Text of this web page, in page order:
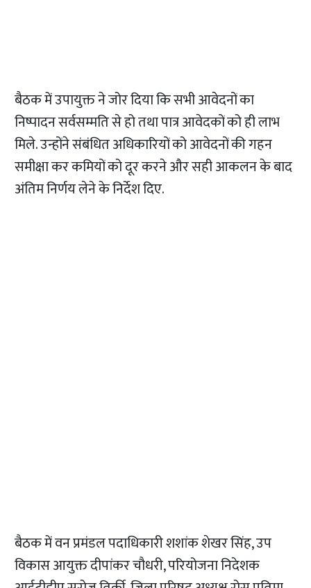
बैठक में उपायुक्त ने जोर दिया कि सभी आवेदनों का
निष्पादन सर्वसम्मति से हो तथा पात्र आवेदकों को ही लाभ
मिले. उन्होंने संबंधित अधिकारियों को आवेदनों की गहन
समीक्षा कर कमियों को दूर करने और सही आकलन के बाद
अंतिम निर्णय लेने के निर्देश दिए.
बैठक में वन प्रमंडल पदाधिकारी शशांक शेखर सिंह, उप
विकास आयुक्त दीपांकर चौधरी, परियोजना निदेशक